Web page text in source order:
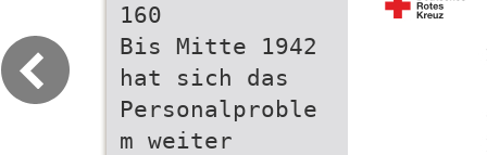
160
Bis Mitte 1942
hat sich das
Personalproble
m weiter